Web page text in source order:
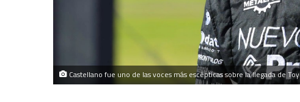
Castellano fue uno de las voces más escépticas sobre la llegada de